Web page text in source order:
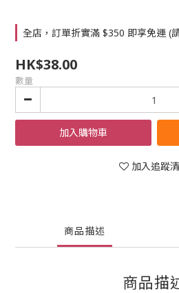
全店，訂單折實滿 $350 即享免運 (
HK$38.00
數量
加入購物車
加入追蹤
商品描述
商品描